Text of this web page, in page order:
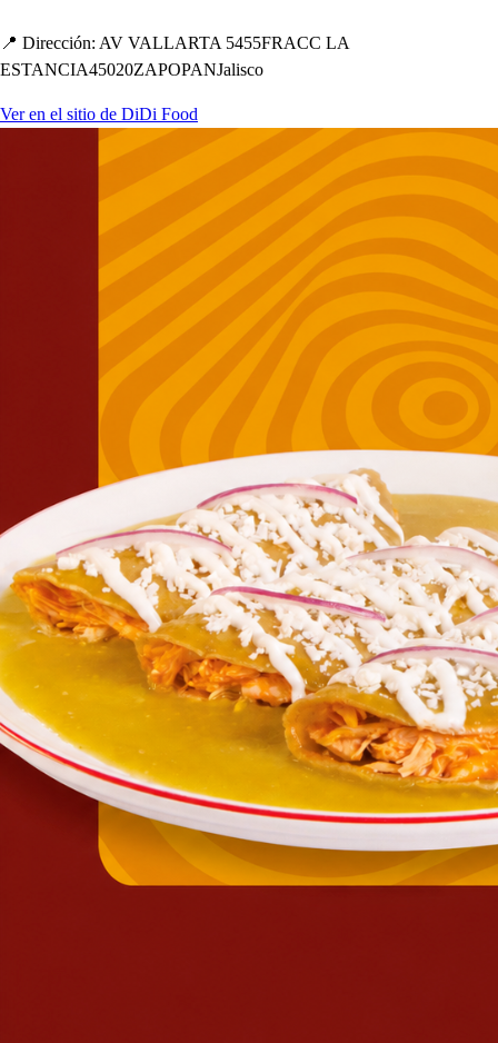
📍 Dirección: AV VALLARTA 5455FRACC LA
ESTANCIA45020ZAPOPANJalisco
Ver en el sitio de DiDi Food